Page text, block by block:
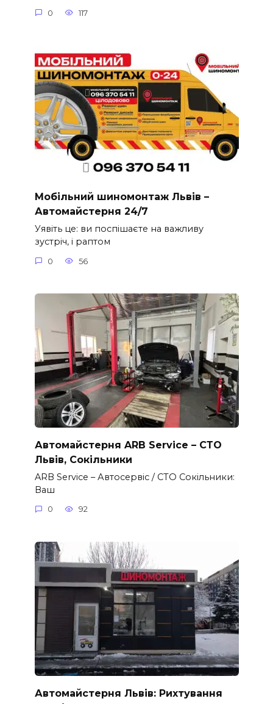
0 117
Мобільний шиномонтаж Львів –
Автомайстерня 24/7
Уявіть це: ви поспішаєте на важливу
зустріч, і раптом
0 56
Автомайстерня ARB Service – СТО
Львів, Сокільники
ARB Service – Автосервіс / СТО Сокільники:
Ваш
0 92
Автомайстерня Львів: Рихтування